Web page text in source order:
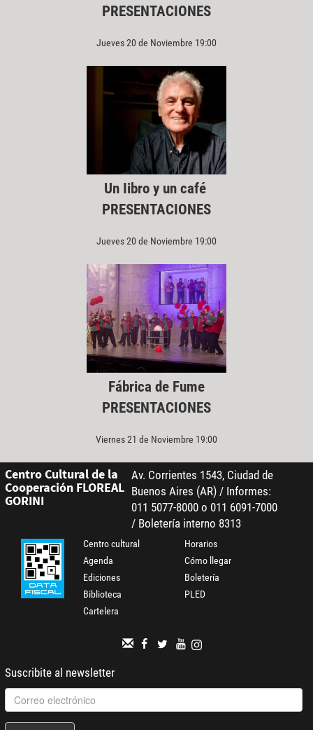
PRESENTACIONES
Jueves 20 de Noviembre 19:00
Un Iibro y un café
PRESENTACIONES
Jueves 20 de Noviembre 19:00
Fábrica de Fume
PRESENTACIONES
Viernes 21 de Noviembre 19:00
Centro Cultural de la
Cooperación FLOREAL
GORINI
Av. Corrientes 1543, Ciudad de
Buenos Aires (AR) / Informes:
011 5077-8000 o 011 6091-7000
/ Boletería interno 8313
Centro cultural
Agenda
Ediciones
Biblioteca
Cartelera
Horarios
Cómo llegar
Boletería
PLED
Suscribite al newsletter